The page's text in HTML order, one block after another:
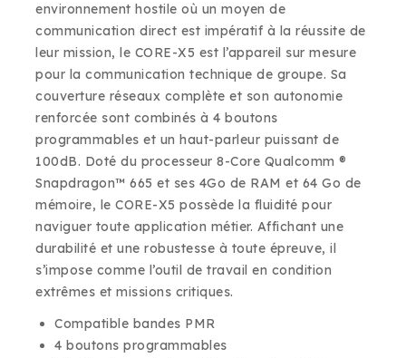
environnement hostile où un moyen de
communication direct est impératif à la réussite de
leur mission, le CORE-X5 est l’appareil sur mesure
pour la communication technique de groupe. Sa
couverture réseaux complète et son autonomie
renforcée sont combinés à 4 boutons
programmables et un haut-parleur puissant de
100dB. Doté du processeur 8-Core Qualcomm ®
Snapdragon™ 665 et ses 4Go de RAM et 64 Go de
mémoire, le CORE-X5 possède la fluidité pour
naviguer toute application métier. Affichant une
durabilité et une robustesse à toute épreuve, il
s’impose comme l’outil de travail en condition
extrêmes et missions critiques.
Compatible bandes PMR
4 boutons programmables